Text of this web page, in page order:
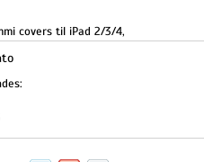
covers til iPad 2/3/4,